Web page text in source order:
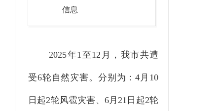
信息
2025年1至12月，我市共遭
受6轮自然灾害。分别为：4月10
日起2轮风雹灾害、6月21日起2轮